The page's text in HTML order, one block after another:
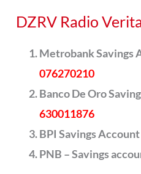
DZRV Radio
Metrobank Savings
076270210
Banco De Oro
630011876
BPI Savings
PNB – Savings